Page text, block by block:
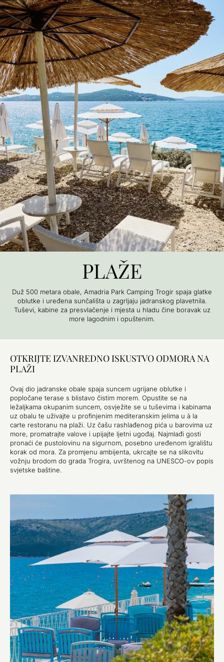
PLAŽE
Duž 500 metara obale, Amadria Park Camping Trogir spaja glatke
oblutke i uređena sunčališta u zagrljaju jadranskog plavetnila.
Tuševi, kabine za presvlačenje i mjesta u hladu čine boravak uz
more lagodnim i opuštenim.
OTKRIJTE IZVANREDNO ISKUSTVO ODMORA NA
PLAŽI
Ovaj dio jadranske obale spaja suncem ugrijane oblutke i
popločane terase s blistavo čistim morem. Opustite se na
ležaljkama okupanim suncem, osvježite se u tuševima i kabinama
uz obalu te uživajte u profinjenim mediteranskim jelima u à la
carte restoranu na plaži. Uz čašu rashlađenog pića u barovima uz
more, promatrajte valove i upijajte ljetni ugođaj. Najmlađi gosti
pronaći će pustolovinu na sigurnom, posebno uređenom igralištu
korak od mora. Za promjenu ambijenta, ukrcajte se na slikovitu
vožnju brodom do grada Trogira, uvrštenog na UNESCO-ov popis
svjetske baštine.